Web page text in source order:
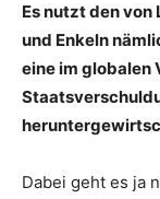
Es nutzt den
und Enkeln
eine im globalen
Dabei geht es ja